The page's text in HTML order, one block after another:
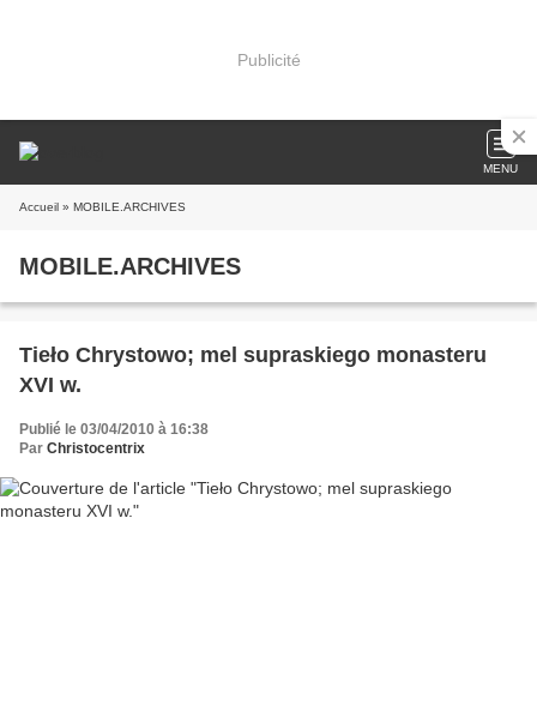
Publicité
MENU
Accueil » MOBILE.ARCHIVES
MOBILE.ARCHIVES
Tieło Chrystowo; mel supraskiego monasteru
XVI w.
Publié le 03/04/2010 à 16:38
Par Christocentrix